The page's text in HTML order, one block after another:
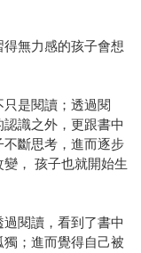
無力感的孩子會想
是閱讀；透過閱
識之外，更跟書中
不斷思考，進而逐步
， 孩子也就開始生
閱讀，看到了書中
；進而覺得自己被